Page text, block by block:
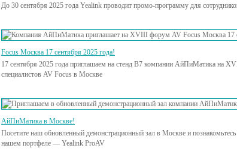
До 30 сентября 2025 года Yealink проводит промо-программу для
Focus Москва 17 сентября 2025 года!
17 сентября 2025 года приглашаем на стенд B7 компании АйПиМатика на
специалистов AV Focus в Москве
АйПиМатика в Москве!
Посетите наш обновленный демонстрационный зал в Москве и
нашем портфеле — Yealink ProAV